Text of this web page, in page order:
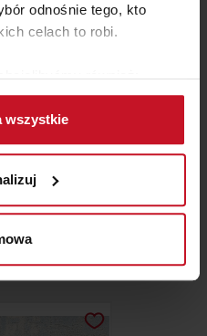
odnośnie tego, kto
celach to robi.
również:
Twojej lokalizacji
nawet do kilku metrów
aktywnie
odcisk palca)
tego, jak Twoje osobiste
własne preferencje w
w dowolnej chwili.
spersonalizowania treści
wszystkie
SYLVIE